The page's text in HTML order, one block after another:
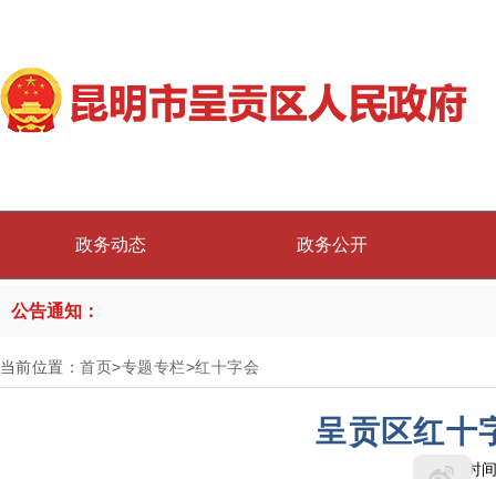
政务动态 政务公开
公告通知：
当前位置：首页>专题专栏>红十字会
呈贡区红十
发布时